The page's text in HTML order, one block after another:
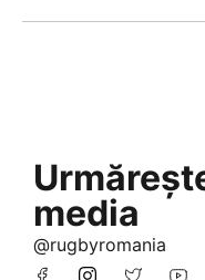
media
@rugbyromania